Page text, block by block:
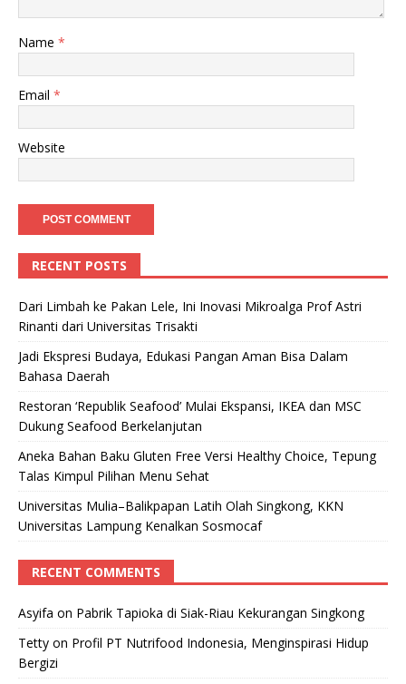
Name *
Email *
Website
RECENT POSTS
Dari Limbah ke Pakan Lele, Ini Inovasi Mikroalga Prof Astri
Rinanti dari Universitas Trisakti
Jadi Ekspresi Budaya, Edukasi Pangan Aman Bisa Dalam
Bahasa Daerah
Restoran ‘Republik Seafood’ Mulai Ekspansi, IKEA dan MSC
Dukung Seafood Berkelanjutan
Aneka Bahan Baku Gluten Free Versi Healthy Choice, Tepung
Talas Kimpul Pilihan Menu Sehat
Universitas Mulia–Balikpapan Latih Olah Singkong, KKN
Universitas Lampung Kenalkan Sosmocaf
RECENT COMMENTS
Asyifa on Pabrik Tapioka di Siak-Riau Kekurangan Singkong
Tetty on Profil PT Nutrifood Indonesia, Menginspirasi Hidup
Bergizi